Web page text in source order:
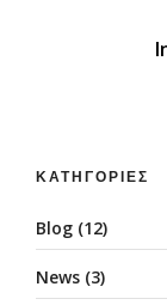
ΚΑΤΗΓΟΡΊΕΣ
Blog (12)
News (3)